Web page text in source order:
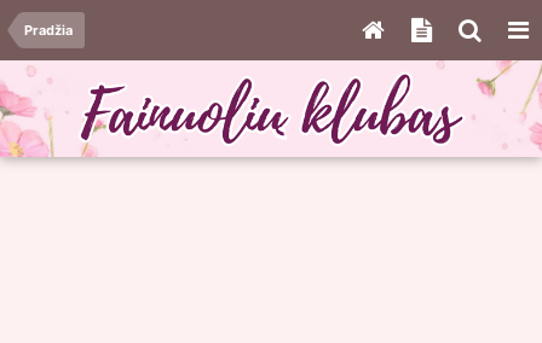
Pradžia